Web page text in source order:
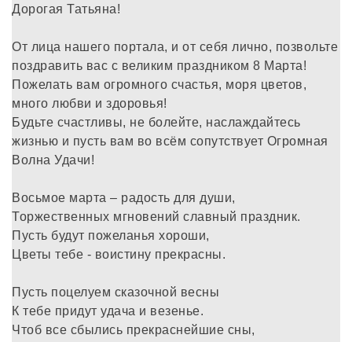
Дорогая Татьяна!
От лица нашего портала, и от себя лично, позвольте
поздравить вас с великим праздником 8 Марта!
Пожелать вам огромного счастья, моря цветов,
много любви и здоровья!
Будьте счастливы, не болейте, наслаждайтесь
жизнью и пусть вам во всём сопутствует Огромная
Волна Удачи!
Восьмое марта – радость для души,
Торжественных мгновений славный праздник.
Пусть будут пожеланья хороши,
Цветы тебе - воистину прекрасны.
Пусть поцелуем сказочной весны
К тебе придут удача и везенье.
Чтоб все сбылись прекраснейшие сны,